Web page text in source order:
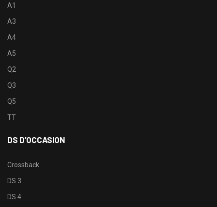
A1
A3
A4
A5
Q2
Q3
Q5
TT
DS D’OCCASION
Crossback
DS 3
DS 4